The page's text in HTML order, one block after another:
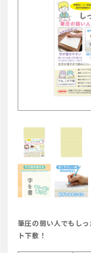
筆圧の弱い人でもし
ト下敷！